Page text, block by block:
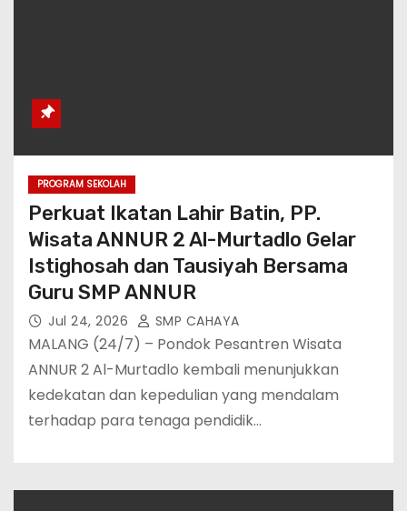
PROGRAM SEKOLAH
Perkuat Ikatan Lahir Batin, PP.
Wisata ANNUR 2 Al-Murtadlo Gelar
Istighosah dan Tausiyah Bersama
Guru SMP ANNUR
Jul 24, 2026 SMP CAHAYA
MALANG (24/7) – Pondok Pesantren Wisata
ANNUR 2 Al-Murtadlo kembali menunjukkan
kedekatan dan kepedulian yang mendalam
terhadap para tenaga pendidik…